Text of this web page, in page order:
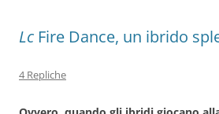
Lc Fire Dance, un ibrido
4 Repliche